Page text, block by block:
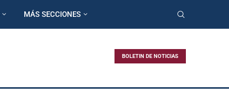
MÁS SECCIONES
BOLETIN DE NOTICIAS